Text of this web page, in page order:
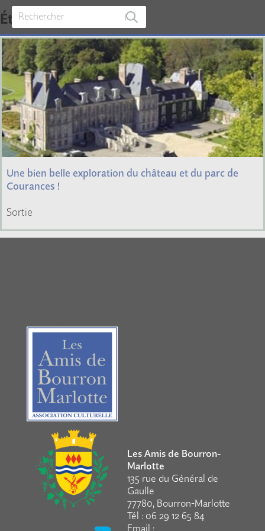
Étiquette :
Une bien belle exploration du château et du parc de
Courances !
Sortie
Les Amis de Bourron-
Marlotte
135 rue du Général de
Gaulle
77780, Bourron-Marlotte
Tél : 06 29 12 65 84
Email :